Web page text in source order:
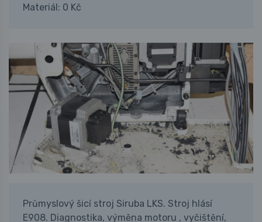
Materiál: 0 Kč
Průmyslový šicí stroj Siruba LKS. Stroj hlásí
E908. Diagnostika, výměna motoru , vyčištění,